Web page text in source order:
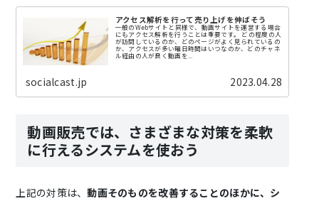
アクセス解析を行って売り上げを伸ばそう
一般のWebサイトと同様で、動画サイトを運営する場合
にもアクセス解析を行うことは重要です。 どの程度の人
が訪問しているのか、どのページがよく見られているの
か、アクセスが多い曜日時間はいつなのか、どのチャネ
ル経由の人が良く動画を...
socialcast.jp 2023.04.28
動画販売では、さまざまな対策を柔軟
に行えるシステムを使おう
上記の対策は、動画そのものを改善することのほかに、シ